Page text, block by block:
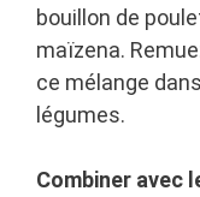
bouillon de
maïzena.
ce mélange
légumes.
Combiner avec